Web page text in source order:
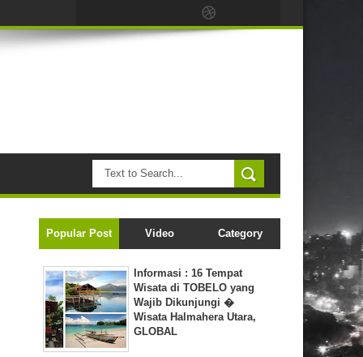
Popular Post Video Category
Informasi : 16 Tempat
Wisata di TOBELO yang
Wajib Dikunjungi �
Wisata Halmahera Utara,
GLOBAL